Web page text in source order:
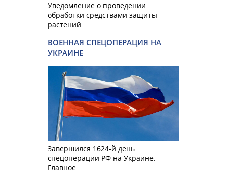
Уведомление о проведении
обработки средствами защиты
растений
ВОЕННАЯ СПЕЦОПЕРАЦИЯ НА
УКРАИНЕ
Завершился 1624-й день
спецоперации РФ на Украине.
Главное